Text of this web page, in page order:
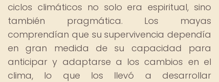
ciclos climáticos no solo era espiritual, sino
también pragmática. Los mayas
comprendían que su supervivencia dependía
en gran medida de su capacidad para
anticipar y adaptarse a los cambios en el
clima, lo que los llevó a desarrollar